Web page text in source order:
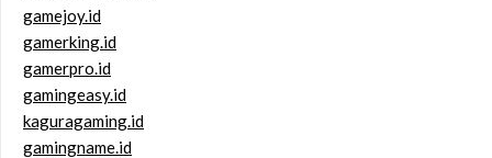
gamejoy.id
gamerking.id
gamerpro.id
gamingeasy.id
kaguragaming.id
gamingname.id